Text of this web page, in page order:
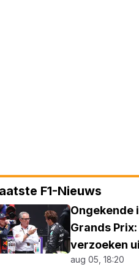
F1-Nieuws
Ongekende
Grands
verzoeken
aug 05, 18:20